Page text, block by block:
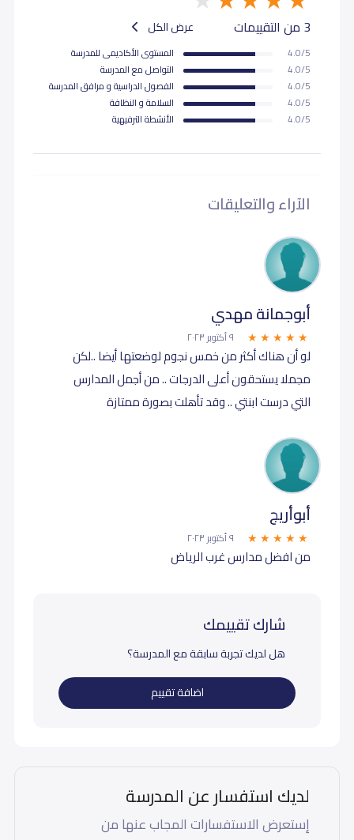
3 من التقييمات عرض الكل
4.0/5
المستوى اﻷكاديمى للمدرسة
4.0/5
التواصل مع المدرسة
4.0/5
الفصول الدراسية و مرافق المدرسة
4.0/5
السلامة و النظافة
4.0/5
اﻷنشطة الترفيهية
الآراء والتعليقات
أبوجمانة مهدي
٩ أكتوبر ٢٠٢٣
لو أن هناك أكثر من خمس نجوم لوضعتها أيضا ..لكن
مجملا يستحقون أعلى الدرجات .. من أجمل المدارس
التي درست ابنتي .. وقد تأهلت بصورة ممتازة
أبوأريج
٩ أكتوبر ٢٠٢٣
من افضل مدارس غرب الرياض
شارك تقييمك
هل لديك تجربة سابقة مع المدرسة؟
اضافة تقييم
لديك استفسار عن المدرسة
إستعرض الاستفسارات المجاب عنها من